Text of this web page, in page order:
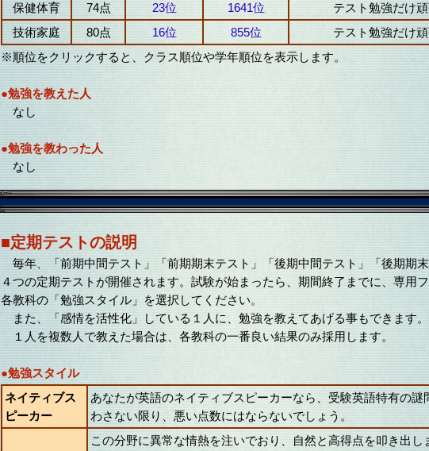
保健体育
74点 23位 1641位
テスト勉強だけ
技術家庭
80点 16位 855位
テスト勉強だけ
※順位をクリックすると、クラス順位や学年順位を表示します。
●勉強を教えた人
なし
●勉強を教わった人
なし
■定期テストの説明
毎年、「前期中間テスト」「前期期末テスト」「後期中間テスト」「後期期
４つの定期テストが開催されます。試験が始まったら、期間終了までに、専用
各教科の「勉強スタイル」を選択してください。
また、「感情を活性化」している１人に、勉強を教えてあげる事もできます。
１人を複数人で教えた場合は、各教科の一番良い結果のみ採用します。
●勉強スタイル
ネイティブス
ピーカー
あなたが英語のネイティブスピーカーなら、受験英語特有の謎
わさない限り、悪い点数にはならないでしょう。
この分野に異常な情熱を注いでおり、自然と高得点を叩き出し